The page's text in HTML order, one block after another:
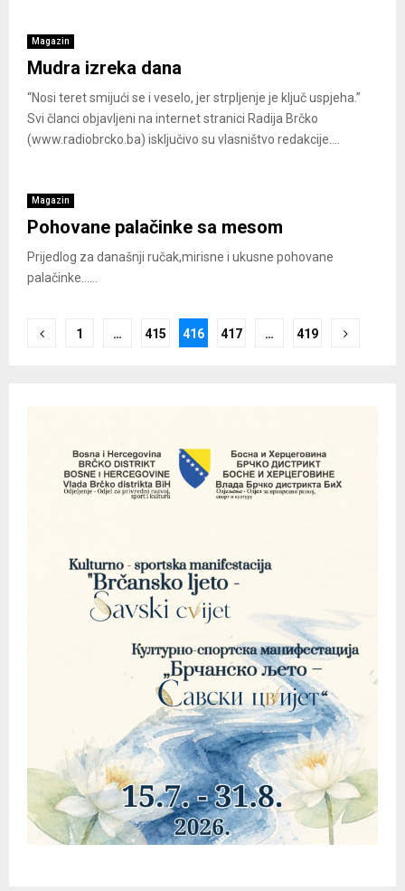
Magazin
Mudra izreka dana
“Nosi teret smijući se i veselo, jer strpljenje je ključ uspjeha.”
Svi članci objavljeni na internet stranici Radija Brčko
(www.radiobrcko.ba) isključivo su vlasništvo redakcije....
Magazin
Pohovane palačinke sa mesom
Prijedlog za današnji ručak,mirisne i ukusne pohovane
palačinke......
Posts
1 … 415 416 417 … 419